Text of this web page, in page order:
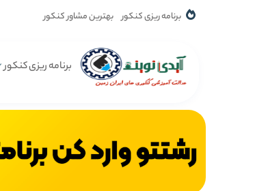
برنامه ریزی کنکور بهترین مشاور کنکور
برنامه ریزی کنکور